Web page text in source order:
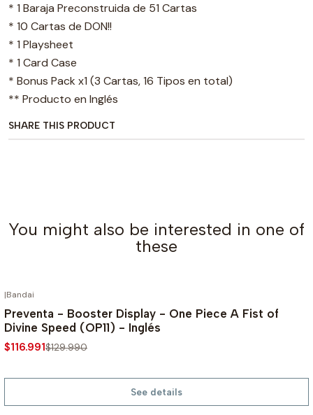
* 1 Baraja Preconstruida de 51 Cartas
* 10 Cartas de DON!!
* 1 Playsheet
* 1 Card Case
* Bonus Pack x1 (3 Cartas, 16 Tipos en total)
** Producto en Inglés
SHARE THIS PRODUCT
You might also be interested in one of
these
-10%
|Bandai
Preventa - Booster Display - One Piece A Fist of
Divine Speed (OP11) - Inglés
$116.991$129.990
See details